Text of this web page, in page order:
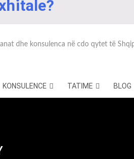
dhe konsulenca në cdo qytet të
KONSULENCE TATIME BLOG